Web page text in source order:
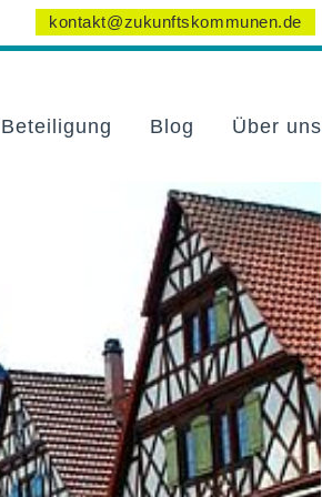
kontakt@zukunftskommunen.de
Beteiligung Blog Über uns